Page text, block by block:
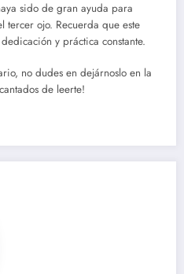
sido de gran ayuda para
ojo. Recuerda que este
y práctica constante.
no dudes en dejárnoslo en la
de leerte!